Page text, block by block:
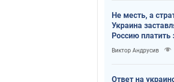
Не месть, а
Украина
Россию платить
Виктор Андрусив
Ответ на